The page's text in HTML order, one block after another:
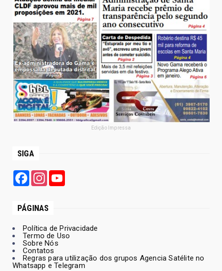
Edição Impressa
SIGA
FacebookInstagram
PÁGINAS
Política de Privacidade
Termo de Uso
Sobre Nós
Contatos
Regras para utilização dos grupos Agencia Satélite no
Whatsapp e Telegram